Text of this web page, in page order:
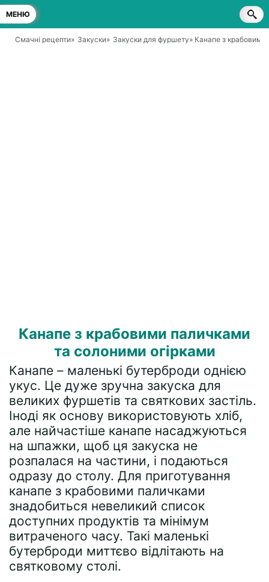
МЕНЮ
Смачні рецепти» Закуски» Закуски для фуршету» Канапе з
Канапе з крабовими паличками
та солоними огірками
Канапе – маленькі бутерброди однією
укус. Це дуже зручна закуска для
великих фуршетів та святкових застіль.
Іноді як основу використовують хліб,
але найчастіше канапе насаджуються
на шпажки, щоб ця закуска не
розпалася на частини, і подаються
одразу до столу. Для приготування
канапе з крабовими паличками
знадобиться невеликий список
доступних продуктів та мінімум
витраченого часу. Такі маленькі
бутерброди миттєво відлітають на
святковому столі.